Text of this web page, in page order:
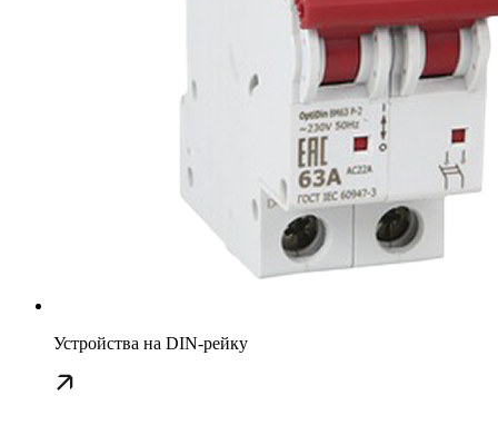
Устройства на DIN-рейку